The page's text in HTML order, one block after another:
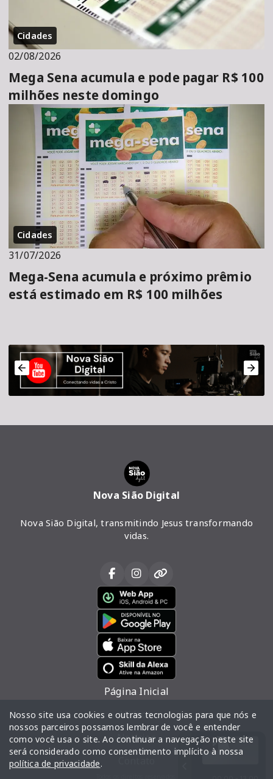
Cidades
02/08/2026
Mega Sena acumula e pode pagar R$ 100
milhões neste domingo
Cidades
31/07/2026
Mega-Sena acumula e próximo prêmio
está estimado em R$ 100 milhões
Nova Sião Digital
Nova Sião Digital, transmitindo Jesus transformando
vidas.
Página Inicial
Vídeos
Notícias
Nosso site usa cookies e outras tecnologias para que nós e
nossos parceiros possamos lembrar de você e entender
como você usa o site. Ao continuar a navegação neste site
será considerado como consentimento implícito à nossa
política de privacidade.